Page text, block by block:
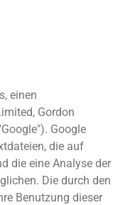
einen
Gordon
Google
die auf
die eine Analyse der
Die durch den
Benutzung dieser